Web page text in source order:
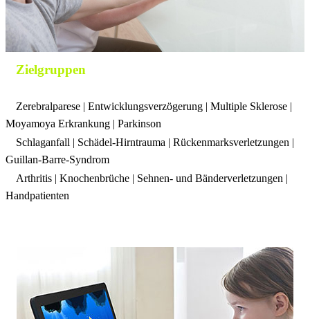
Zielgruppen
Zerebralparese | Entwicklungsverzögerung | Multiple Sklerose |
Moyamoya Erkrankung | Parkinson
Schlaganfall | Schädel-Hirntrauma | Rückenmarksverletzungen |
Guillan-Barre-Syndrom
Arthritis | Knochenbrüche | Sehnen- und Bänderverletzungen |
Handpatienten